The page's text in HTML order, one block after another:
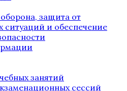
защита от
ситуаций и обеспечение
занятий
сессий